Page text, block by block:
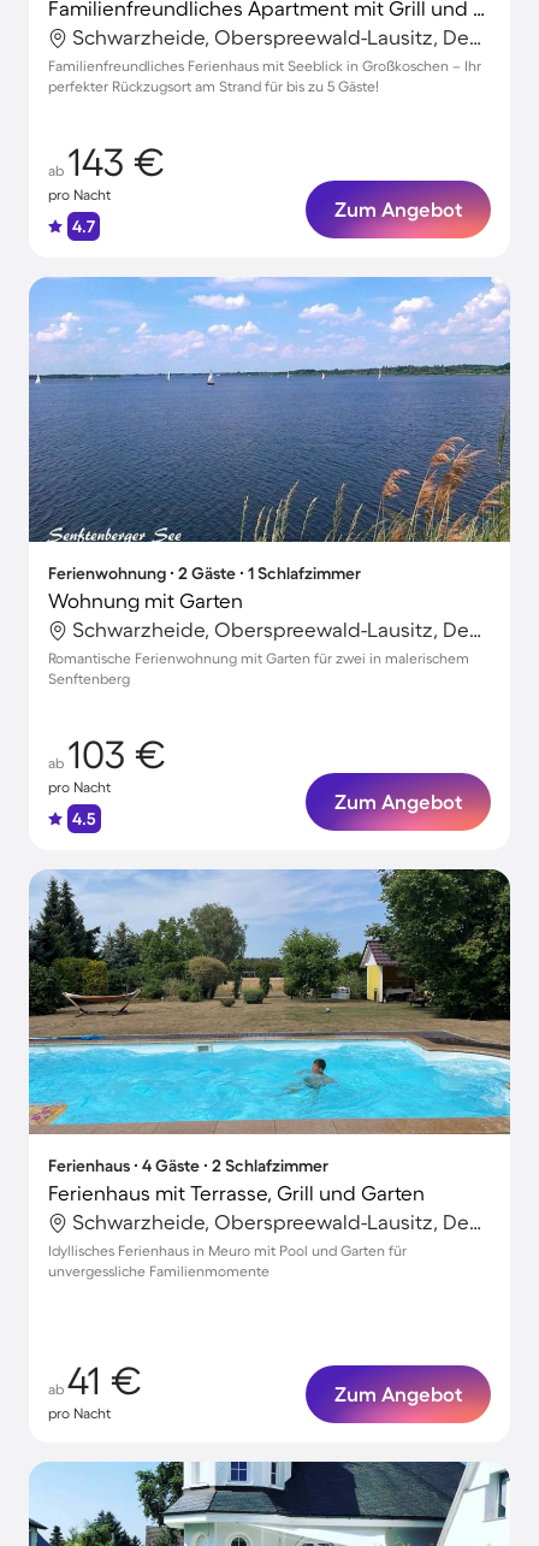
Familienfreundliches Apartment mit Grill und Terrasse | Seeblick | Nah am Strand
Schwarzheide, Oberspreewald-Lausitz, Deutschland
Familienfreundliches Ferienhaus mit Seeblick in Großkoschen – Ihr
perfekter Rückzugsort am Strand für bis zu 5 Gäste!
ab 143 €
pro Nacht
4.7
Zum Angebot
Ferienwohnung ∙ 2 Gäste ∙ 1 Schlafzimmer
Wohnung mit Garten
Schwarzheide, Oberspreewald-Lausitz, Deutschland
Romantische Ferienwohnung mit Garten für zwei in malerischem
Senftenberg
ab 103 €
pro Nacht
4.5
Zum Angebot
Ferienhaus ∙ 4 Gäste ∙ 2 Schlafzimmer
Ferienhaus mit Terrasse, Grill und Garten
Schwarzheide, Oberspreewald-Lausitz, Deutschland
Idyllisches Ferienhaus in Meuro mit Pool und Garten für
unvergessliche Familienmomente
ab 41 €
pro Nacht
Zum Angebot